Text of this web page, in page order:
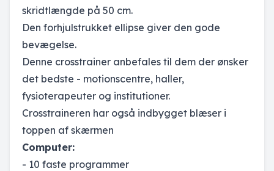
skridtlængde på 50 cm.
Den forhjulstrukket ellipse giver den gode
bevægelse.
Denne crosstrainer anbefales til dem der ønsker
det bedste - motionscentre, haller,
fysioterapeuter og institutioner.
Crosstraineren har også indbygget blæser i
toppen af skærmen
Computer:
- 10 faste programmer